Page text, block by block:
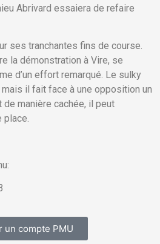
Abrivard essaiera de refaire
ses tranchantes fins de course.
la démonstration à Vire, se
d’un effort remarqué. Le sulky
mais il fait face à une opposition un
de manière cachée, il peut
place.
un compte PMU